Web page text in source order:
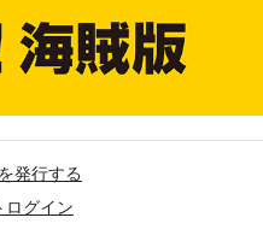
発行する
ログイン